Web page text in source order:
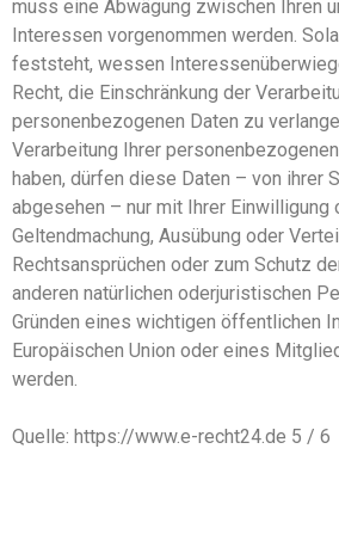
muss eine Abwägung zwischen Ihren
Interessen vorgenommen werden.
feststeht, wessen
Recht, die Einschränkung der
personenbezogenen Daten zu
Verarbeitung Ihrer
haben, dürfen diese Daten – von ihrer
abgesehen – nur mit Ihrer Einwilligung
Geltendmachung, Ausübung oder
Rechtsansprüchen oder zum Schutz
anderen natürlichen oderjuristischen
Gründen eines wichtigen öffentlichen
Europäischen Union oder eines
werden.
Quelle: https://www.e-recht24.de 5 / 6